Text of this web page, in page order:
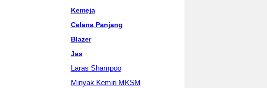
Kemeja
Celana Panjang
Blazer
Jas
Laras Shampoo
Minyak Kemiri MKSM